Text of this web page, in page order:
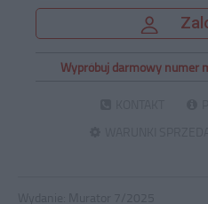
Wypróbuj darmowy numer